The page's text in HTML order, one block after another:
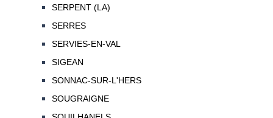
SERPENT (LA)
SERRES
SERVIES-EN-VAL
SIGEAN
SONNAC-SUR-L'HERS
SOUGRAIGNE